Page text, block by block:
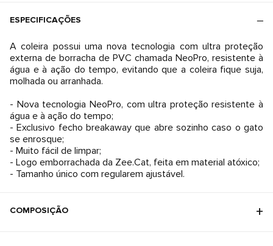
ESPECIFICAÇÕES
A coleira possui uma nova tecnologia com ultra proteção
externa de borracha de PVC chamada NeoPro, resistente à
água e à ação do tempo, evitando que a coleira fique suja,
molhada ou arranhada.
- Nova tecnologia NeoPro, com ultra proteção resistente à
água e à ação do tempo;
- Exclusivo fecho breakaway que abre sozinho caso o gato
se enrosque;
- Muito fácil de limpar;
- Logo emborrachada da Zee.Cat, feita em material atóxico;
- Tamanho único com regularem ajustável.
COMPOSIÇÃO